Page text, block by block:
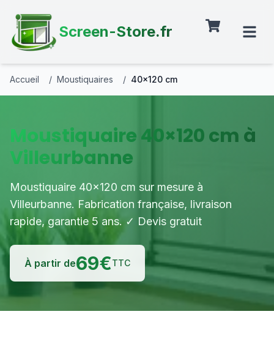
Screen-Store.fr
Accueil / Moustiquaires / 40×120 cm
Moustiquaire 40×120 cm à
Villeurbanne
Moustiquaire 40×120 cm sur mesure à
Villeurbanne. Fabrication française, livraison
rapide, garantie 5 ans. ✓ Devis gratuit
À partir de69€TTC